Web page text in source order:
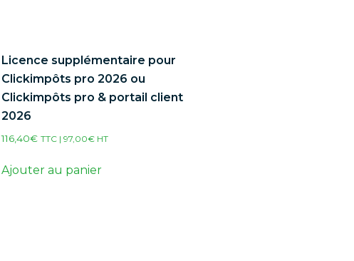
Licence supplémentaire pour
Clickimpôts pro 2026 ou
Clickimpôts pro & portail client
2026
116,40€ TTC | 97,00€HT
Ajouter au panier